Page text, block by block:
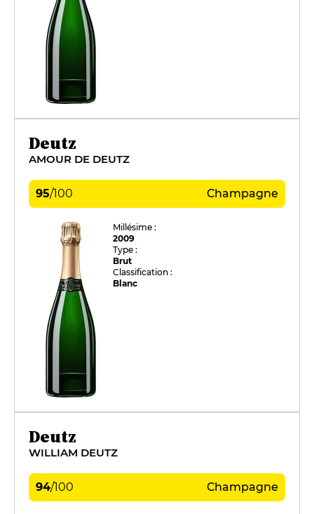
Deutz
AMOUR DE DEUTZ
95/100 Champagne
Millésime :
2009
Type :
Brut
Classification :
Blanc
Deutz
WILLIAM DEUTZ
94/100 Champagne